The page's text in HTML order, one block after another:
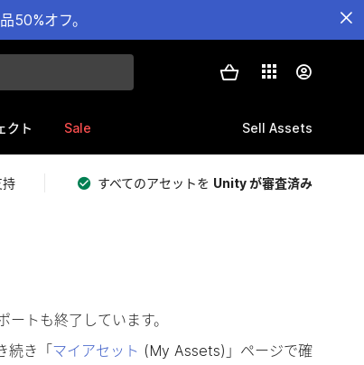
50%オフ。
クト Sale Sell Assets
持 すべてのアセットを Unity が審査済み
トも終了しています。
続き「 マイアセット (My Assets)」ページで確